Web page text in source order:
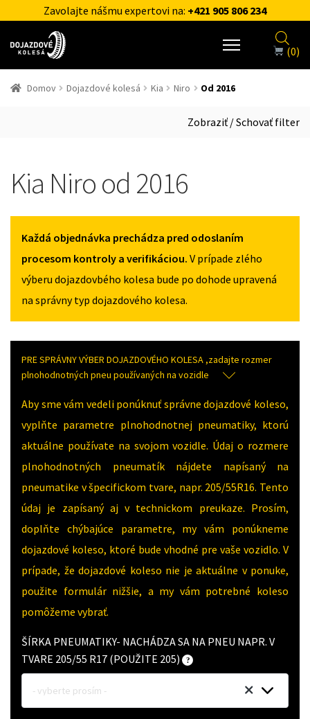
Zavolajte nášmu expertovi na: +421 905 806 234
(0)
Domov Dojazdové kolesá Kia Niro Od 2016
Zobraziť / Schovať filter
Kia Niro od 2016
Každá objednávka prechádza pred odoslaním
procesom kontroly a verifikáciou. V prípade zlého
výberu dojazdovbého kolesa bude po dohode upravená
na správny typ dojazdového kolesa.
PRE SPRÁVNY VÝBER DOJAZDOVÉHO KOLESA ,zadajte rozmer
plnohodnotných pneu používaných na vozidle
Aby sme vám vedeli ponúknuť správne dojazdové koleso,
vyplňte parametre plnohodnotnej pneumatiky, ktorú
aktuálne používate na svojom vozidle. Údaj o rozmere
plnohodnotných pneumatík nájdete napísaný na
pneumatike v špecifickom tvare, napr. 205/55R16. Tento
údaj je zapísaný aj v technickom preukaze. Prosím,
doplňte chýbajúce parametre, my vám ponúkneme
dojazdové koleso, ktoré bude vhodné pre vaše vozidlo. V
prípade, že dojazdové koleso nie je aktuálne v ponuke,
použite formulár nižšie, a my vám potrebné koleso
pomôžeme vybrať.
ŠÍRKA PNEUMATIKY- NACHÁDZA SA NA PNEU NAPR. V
TVARE 205/55 R17 (POUŽITE 205)
- vyberte prosím -